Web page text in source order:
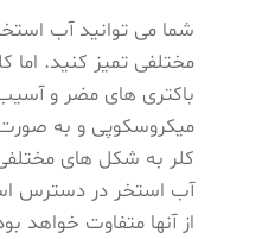
شما می ‌توانید آب
مختلفی تمیز کنید. اما
باکتری های مضر و
میکروسکوپی و به
کلر به شکل های
آب استخر در دسترس
از آنها متفاوت خواهد